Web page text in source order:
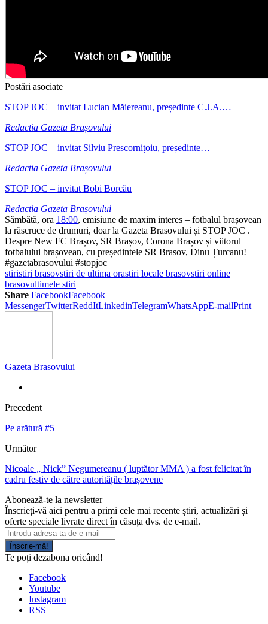
Postări asociate
STOP JOC – invitat Lucian Măiereanu, președinte C.J.A.…
Redactia Gazeta Brașovului
STOP JOC – invitat Silviu Prescornițoiu, președinte…
Redactia Gazeta Brașovului
STOP JOC – invitat Bobi Borcău
Redactia Gazeta Brașovului
Sâmbătă, ora 18:00, emisiune de maxim interes – fotbalul brașovean
la răscruce de drumuri, doar la Gazeta Brasovului și STOP JOC .
Despre New FC Brașov, SR Brașov, Corona Brașov și viitorul
fotbalului brașovean, cu președintele SR Brasov, Dinu Țurcanu!
#gazetabrasovului #stopjoc
stiristiri brasovstiri de ultima orastiri locale brasovstiri online
brasovultimele stiri
Share FacebookFacebook
MessengerTwitterReddItLinkedinTelegramWhatsAppE-mailPrint
Gazeta Brasovului
Precedent
Pe arătură #5
Următor
Nicoale „ Nick” Negumereanu ( luptător MMA ) a fost felicitat în
cadru festiv de către autoritățile brașovene
Abonează-te la newsletter
Înscrieți-vă aici pentru a primi cele mai recente știri, actualizări și
oferte speciale livrate direct în căsuța dvs. de e-mail.
Înscrie-mă!
Te poți dezabona oricând!
Facebook
Youtube
Instagram
RSS